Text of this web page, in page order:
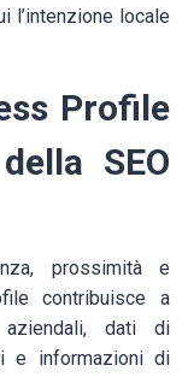
l’intenzione locale
Profile
SEO
prossimità e
contribuisce a
dati di
e informazioni di